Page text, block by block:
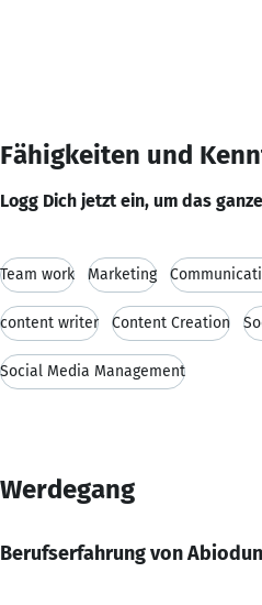
Fähigkeiten und
Logg Dich jetzt ein, um das
Team work Marketing
content writer Content Creation
Social Media Management
Werdegang
Berufserfahrung von